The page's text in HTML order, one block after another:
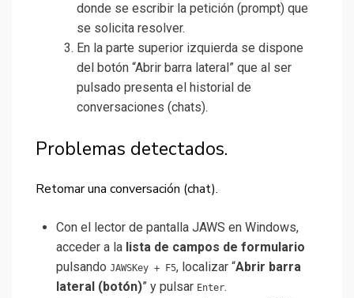
donde se escribir la petición (prompt) que
se solicita resolver.
En la parte superior izquierda se dispone
del botón “Abrir barra lateral” que al ser
pulsado presenta el historial de
conversaciones (chats).
Problemas detectados.
Retomar una conversación (chat).
Con el lector de pantalla JAWS en Windows,
acceder a la lista de campos de formulario
pulsando JAWSKey + F5, localizar “Abrir barra
lateral (botón)” y pulsar Enter.